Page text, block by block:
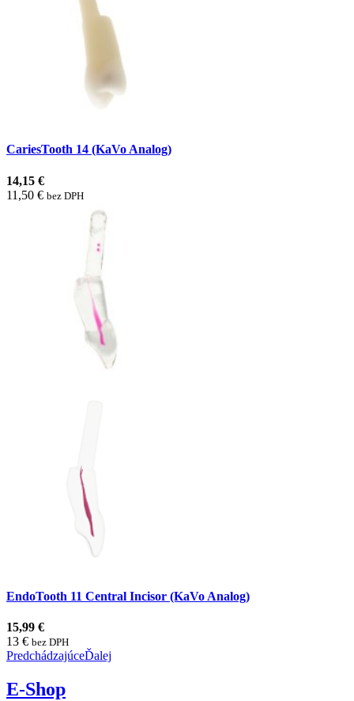
CariesTooth 14 (KaVo Analog)
14,15 €
11,50 € bez DPH
EndoTooth 11 Central Incisor (KaVo Analog)
15,99 €
13 € bez DPH
PredchádzajúceĎalej
E-Shop